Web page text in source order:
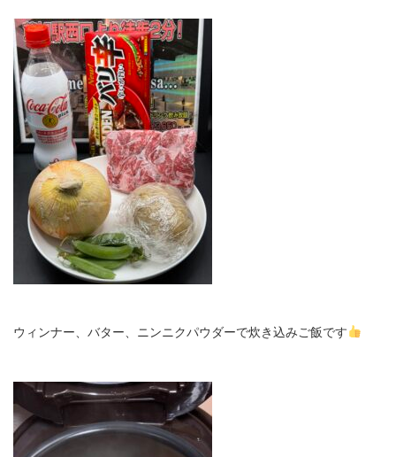
ウィンナー、バター、ニンニクパウダーで炊き込みご飯です